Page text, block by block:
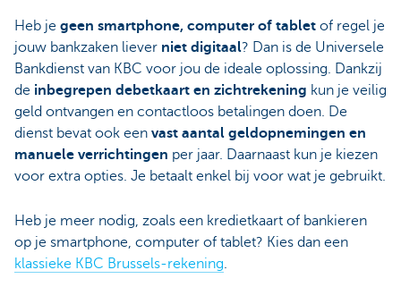
Heb je geen smartphone, computer of tablet of regel je
jouw bankzaken liever niet digitaal? Dan is de Universele
Bankdienst van KBC voor jou de ideale oplossing. Dankzij
de inbegrepen debetkaart en zichtrekening kun je veilig
geld ontvangen en contactloos betalingen doen. De
dienst bevat ook een vast aantal geldopnemingen en
manuele verrichtingen per jaar. Daarnaast kun je kiezen
voor extra opties. Je betaalt enkel bij voor wat je gebruikt.
Heb je meer nodig, zoals een kredietkaart of bankieren
op je smartphone, computer of tablet? Kies dan een
klassieke KBC Brussels-rekening.